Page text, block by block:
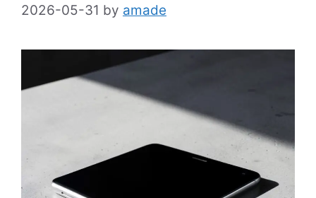
2026-05-31 by amade